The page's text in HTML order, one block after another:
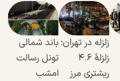
زلزله در تهران؛
زلزلهٔ ۴.۶
ریشتری مرز
باند شمالی
تونل رسالت
امشب